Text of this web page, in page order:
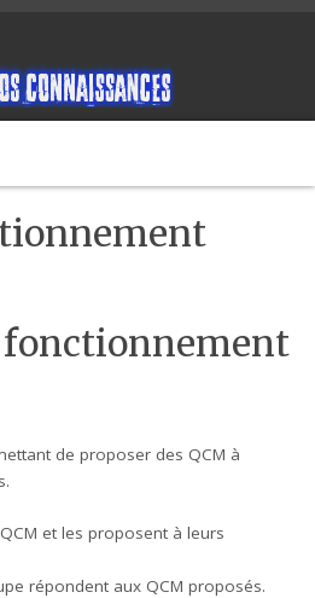
fonctionnement
de proposer des QCM à
et les proposent à leurs
répondent aux QCM proposés.